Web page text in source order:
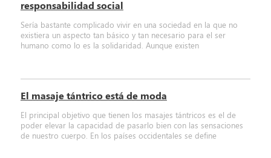
responsabilidad social
Sería bastante complicado vivir en una sociedad en la que no
existiera un aspecto tan básico y tan necesario para el ser
humano como lo es la solidaridad. Aunque existen
El masaje tántrico está de moda
El principal objetivo que tienen los masajes tántricos es el de
poder elevar la capacidad de pasarlo bien con las sensaciones
de nuestro cuerpo. En los países occidentales se define